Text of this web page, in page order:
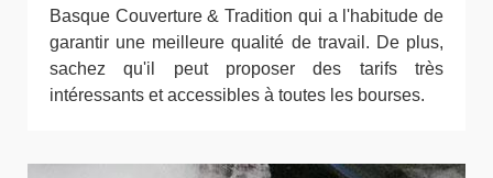
Basque Couverture & Tradition qui a l'habitude de
garantir une meilleure qualité de travail. De plus,
sachez qu'il peut proposer des tarifs très
intéressants et accessibles à toutes les bourses.